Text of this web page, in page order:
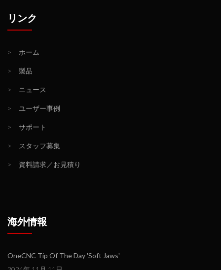
リンク
> ホーム
> 製品
> ニュース
> ユーザー事例
> サポート
> スタッフ募集
> 資料請求／お見積り
海外情報
OneCNC Tip Of The Day 'Soft Jaws'